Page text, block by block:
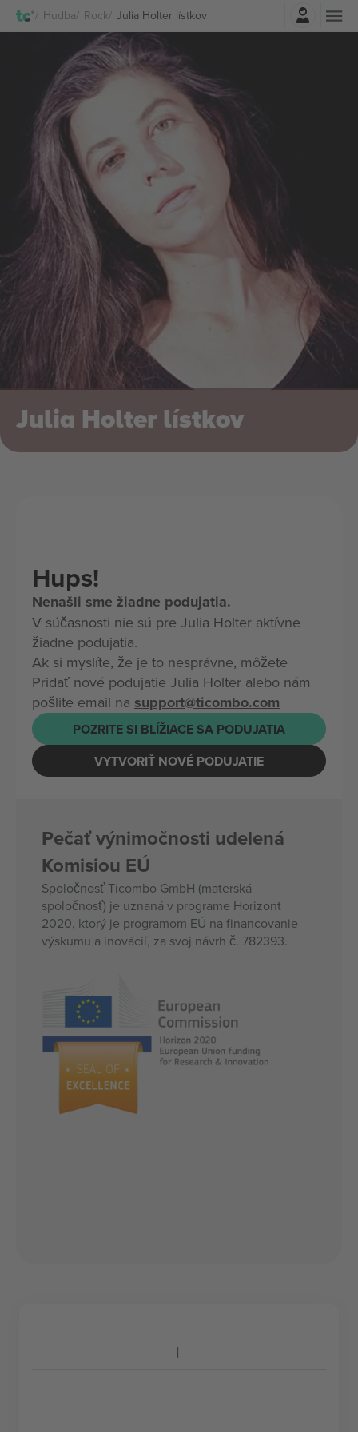
Hudba Rock Julia Holter lístkovPrihlásenie
Julia Holter lístkov
Hups!
Nenašli sme žiadne podujatia.
V súčasnosti nie sú pre Julia Holter aktívne
žiadne podujatia.
Ak si myslíte, že je to nesprávne, môžete
Pridať nové podujatie Julia Holter alebo nám
pošlite email na support@ticombo.com
POZRITE SI BLÍŽIACE SA PODUJATIA
VYTVORIŤ NOVÉ PODUJATIE
Pečať výnimočnosti udelená
Komisiou EÚ
Spoločnosť Ticombo GmbH (materská
spoločnosť) je uznaná v programe Horizont
2020, ktorý je programom EÚ na financovanie
výskumu a inovácií, za svoj návrh č. 782393.